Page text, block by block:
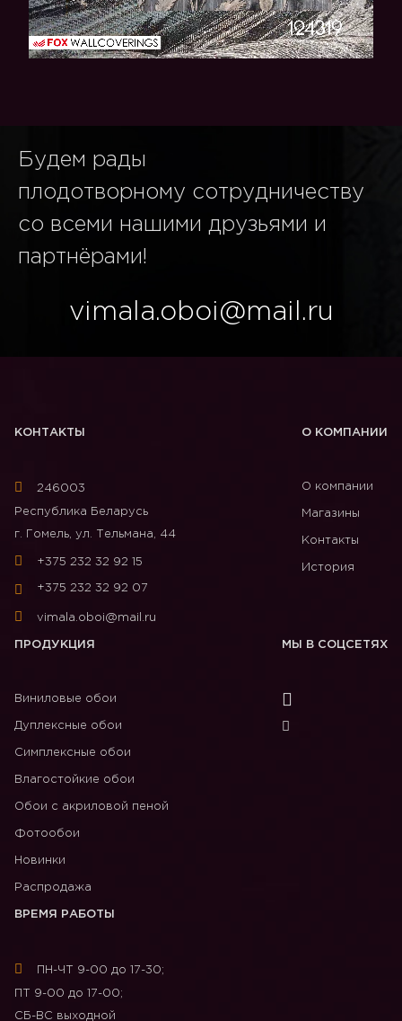
Будем рады
плодотворному сотрудничеству
со всеми нашими друзьями и
партнёрами!
vimala.oboi@mail.ru
КОНТАКТЫ
246003
Республика Беларусь
г. Гомель, ул. Тельмана, 44
+375 232 32 92 15
+375 232 32 92 07
vimala.oboi@mail.ru
О КОМПАНИИ
О компании
Магазины
Контакты
История
ПРОДУКЦИЯ
Виниловые обои
Дуплексные обои
Симплексные обои
Влагостойкие обои
Обои с акриловой пеной
Фотообои
Новинки
Распродажа
МЫ В СОЦСЕТЯХ
ВРЕМЯ РАБОТЫ
ПН-ЧТ 9-00 до 17-30;
ПТ 9-00 до 17-00;
СБ-ВС выходной